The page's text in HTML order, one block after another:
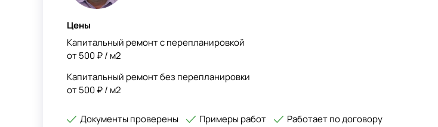
Цены
Капитальный ремонт с перепланировкой
от 500 ₽ / м2
Капитальный ремонт без перепланировки
от 500 ₽ / м2
Документы проверены Примеры работ Работает по договору